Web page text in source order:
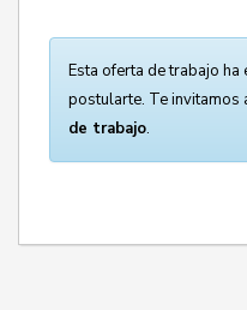
Esta oferta de trabajo ha
postularte. Te invitamos
de trabajo.